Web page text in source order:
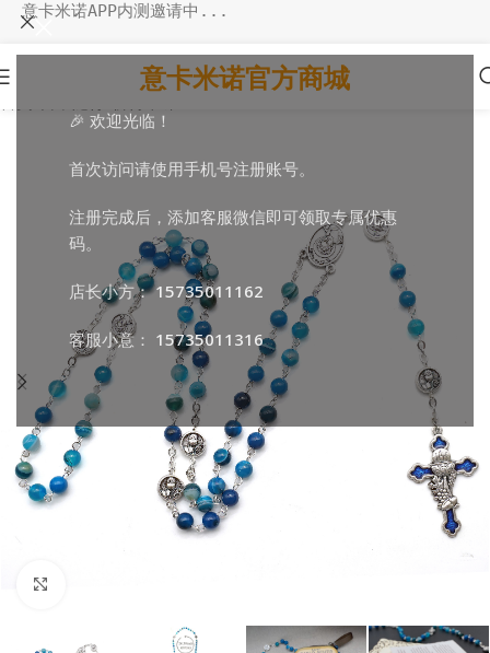
🎉 欢迎光临！
首次访问请使用手机号注册账号。
注册完成后，添加客服微信即可领取专属优惠
码。
店长小方：15735011162
客服小意： 15735011316
意卡米诺APP内测邀请中...
意卡米诺官方商城